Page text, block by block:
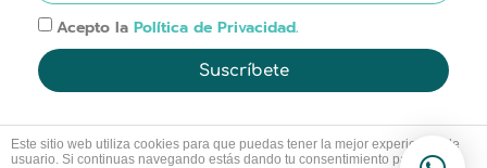
Acepto la Política de Privacidad.
Suscríbete
Este sitio web utiliza cookies para que puedas tener la mejor experiencia de
usuario. Si continuas navegando estás dando tu consentimiento para la